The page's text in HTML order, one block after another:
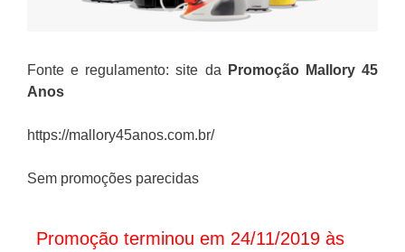
Fonte e regulamento: site da Promoção Mallory 45
Anos
https://mallory45anos.com.br/
Sem promoções parecidas
Promoção terminou em 24/11/2019 às